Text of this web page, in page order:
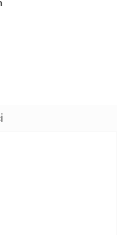
5 z 5 hviezdičiek.